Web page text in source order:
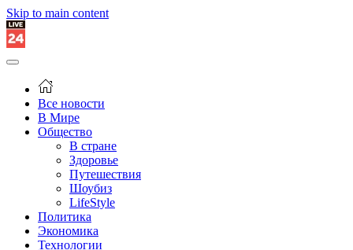
Skip to main content
Все новости
В Мире
Общество
В стране
Здоровье
Путешествия
Шоубиз
LifeStyle
Политика
Экономика
Технологии